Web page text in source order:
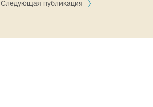
Следующая публикация